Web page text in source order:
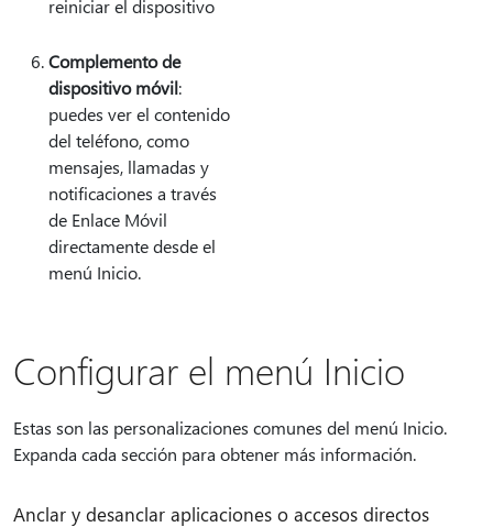
reiniciar el dispositivo
Complemento de
dispositivo móvil:
puedes ver el contenido
del teléfono, como
mensajes, llamadas y
notificaciones a través
de Enlace Móvil
directamente desde el
menú Inicio.
Configurar el menú Inicio
Estas son las personalizaciones comunes del menú Inicio.
Expanda cada sección para obtener más información.
Anclar y desanclar aplicaciones o accesos directos